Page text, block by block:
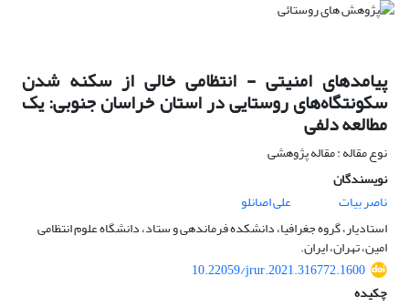
پیامدهای امنیتی - انتظامی خالی از سکنه شدن
سکونتگاه‌های روستایی در استان خراسان جنوبی: یک
مطالعه دلفی
نوع مقاله : مقاله پژوهشی
نویسندگان
ناصر بیات
علی اصانلو
استادیار، گروه جغرافیا، دانشکده فرماندهی و ستاد، دانشگاه علوم انتظامی
امین، تهران، ایران.
10.22059/jrur.2021.316772.1600
چکیده